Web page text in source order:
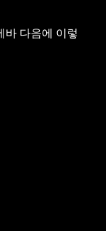
바 다음에 이렇